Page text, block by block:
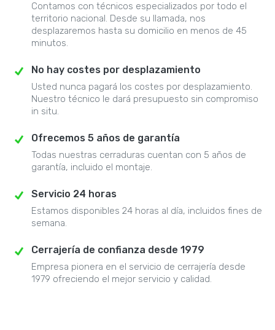
Contamos con técnicos especializados por todo el
territorio nacional. Desde su llamada, nos
desplazaremos hasta su domicilio en menos de 45
minutos.
No hay costes por desplazamiento
Usted nunca pagará los costes por desplazamiento.
Nuestro técnico le dará presupuesto sin compromiso
in situ.
Ofrecemos 5 años de garantía
Todas nuestras cerraduras cuentan con 5 años de
garantía, incluido el montaje.
Servicio 24 horas
Estamos disponibles 24 horas al día, incluidos fines de
semana.
Cerrajería de confianza desde 1979
Empresa pionera en el servicio de cerrajería desde
1979 ofreciendo el mejor servicio y calidad.